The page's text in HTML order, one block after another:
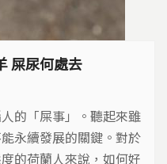
屎尿何處去
的「屎事」。聽起來雖
永續發展的關鍵。對於
的荷蘭人來說，如何好